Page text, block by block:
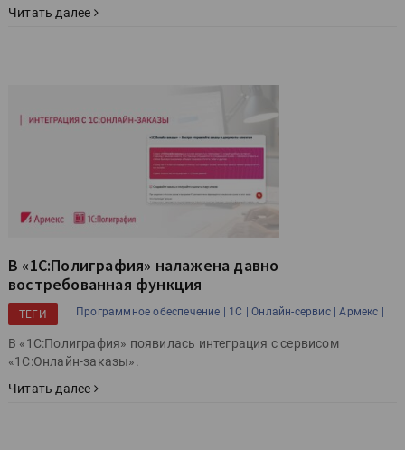
Читать далее
В «1С:Полиграфия» налажена давно
востребованная функция
ТЕГИ Программное обеспечение | 1С | Онлайн-сервис | Армекс |
В «1С:Полиграфия» появилась интеграция с сервисом
«1С:Онлайн-заказы».
Читать далее